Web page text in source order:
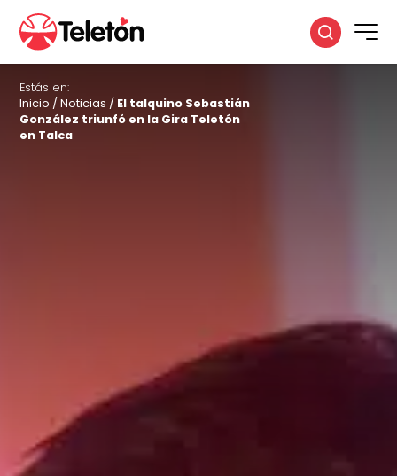
Estás en:
Inicio /Noticias / El talquino Sebastián
González triunfó en la Gira Teletón
en Talca